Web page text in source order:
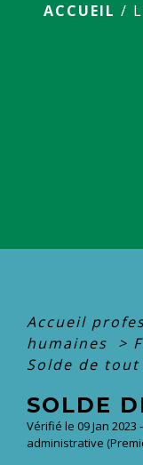
ACCUEIL /
Accueil
humaines
>
Solde de
SOLDE
Vérifié le 09 Jan
administrative